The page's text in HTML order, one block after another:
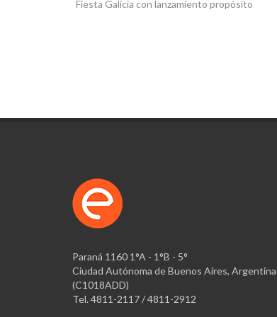
Fiesta Galicia con lanzamiento propósito
Paraná 1160 1°A - 1°B - 5°
Ciudad Autónoma de Buenos Aires, Argentina
(C1018ADD)
Tel. 4811-2117 / 4811-2912